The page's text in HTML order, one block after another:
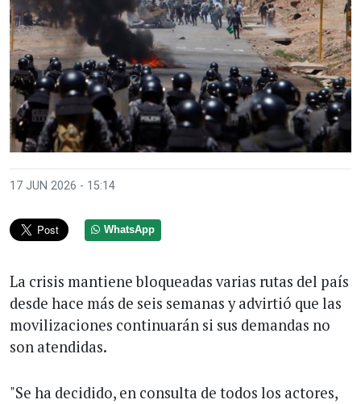
17 JUN 2026 - 15:14
WhatsApp
La crisis mantiene bloqueadas varias rutas del país
desde hace más de seis semanas y advirtió que las
movilizaciones continuarán si sus demandas no
son atendidas.
"Se ha decidido, en consulta de todos los actores,